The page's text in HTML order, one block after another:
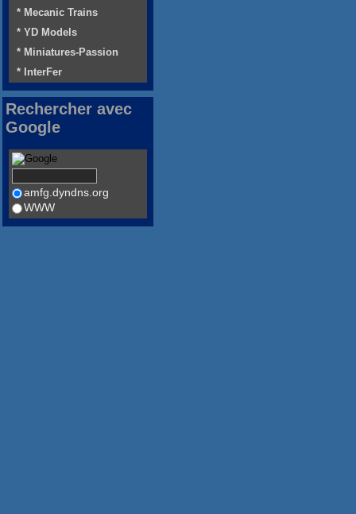
* Mecanic Trains
* YD Models
* Miniatures-Passion
* InterFer
Rechercher avec
Google
amfg.dyndns.org
WWW